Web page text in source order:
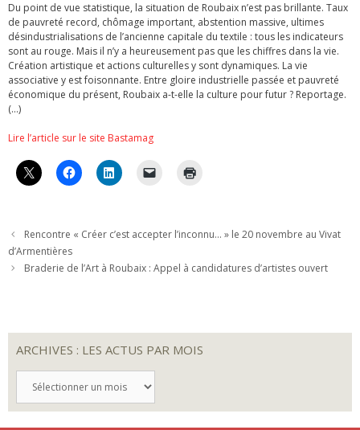
Du point de vue statistique, la situation de Roubaix n’est pas brillante. Taux
de pauvreté record, chômage important, abstention massive, ultimes
désindustrialisations de l’ancienne capitale du textile : tous les indicateurs
sont au rouge. Mais il n’y a heureusement pas que les chiffres dans la vie.
Création artistique et actions culturelles y sont dynamiques. La vie
associative y est foisonnante. Entre gloire industrielle passée et pauvreté
économique du présent, Roubaix a-t-elle la culture pour futur ? Reportage.
(…)
Lire l’article sur le site Bastamag
Rencontre « Créer c’est accepter l’inconnu… » le 20 novembre au Vivat
d’Armentières
Braderie de l’Art à Roubaix : Appel à candidatures d’artistes ouvert
ARCHIVES : LES ACTUS PAR MOIS
LES